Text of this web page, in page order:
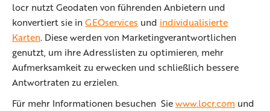
locr nutzt Geodaten von führenden Anbietern und
konvertiert sie in GEOservices und individualisierte
Karten. Diese werden von Marketingverantwortlichen
genutzt, um ihre Adresslisten zu optimieren, mehr
Aufmerksamkeit zu erwecken und schließlich bessere
Antwortraten zu erzielen.
Für mehr Informationen besuchen Siewww.locr.com und